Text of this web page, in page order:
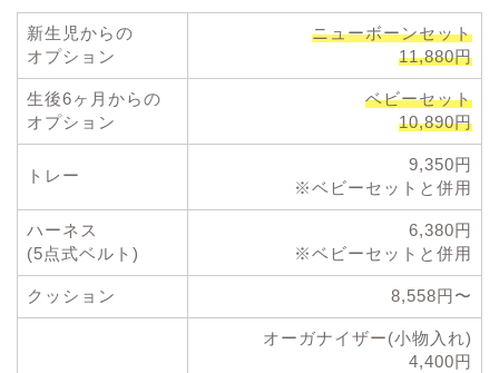
新生児からの
オプション
ニューボーンセット
11,880円
生後6ヶ月からの
オプション
ベビーセット
10,890円
トレー
9,350円
※ベビーセットと併用
ハーネス
(5点式ベルト)
6,380円
※ベビーセットと併用
クッション 8,558円〜
オーガナイザー(小物入れ)
4,400円